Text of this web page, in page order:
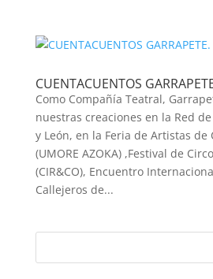
CUENTACUENTOS
Como Compañía Teatral,
nuestras creaciones en la Red
y León, en la Feria de Artistas de
(UMORE AZOKA) ,Festival de
(CIR&CO), Encuentro
Callejeros de...